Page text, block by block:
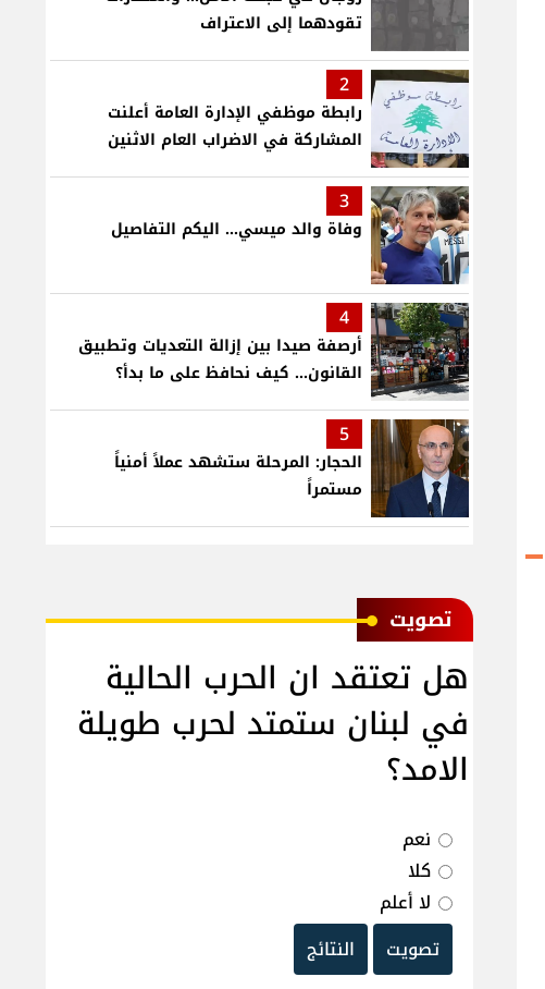
تقودهما إلى الاعتراف
2
رابطة موظفي الإدارة العامة أعلنت
المشاركة في الاضراب العام الاثنين
3
وفاة والد ميسي... اليكم التفاصيل
4
أرصفة صيدا بين إزالة التعديات وتطبيق
القانون... كيف نحافظ على ما بدأ؟
5
الحجار: المرحلة ستشهد عملاً أمنياً
مستمراً
ﺗﺼﻮﻳﺖ
هل تعتقد ان الحرب الحالية
في لبنان ستمتد لحرب طويلة
الامد؟
نعم
كلا
لا أعلم
تصويت
النتائج